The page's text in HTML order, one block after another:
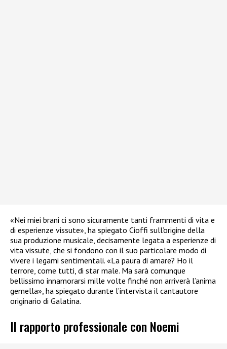
«Nei miei brani ci sono sicuramente tanti frammenti di vita e
di esperienze vissute», ha spiegato Cioffi sull’origine della
sua produzione musicale, decisamente legata a esperienze di
vita vissute, che si fondono con il suo particolare modo di
vivere i legami sentimentali. «La paura di amare? Ho il
terrore, come tutti, di star male. Ma sarà comunque
bellissimo innamorarsi mille volte finché non arriverà l’anima
gemella», ha spiegato durante l’intervista il cantautore
originario di Galatina.
Il rapporto professionale con Noemi